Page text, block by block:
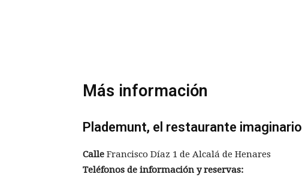
Más información
Plademunt, el restaurante imaginario
Calle Francisco Díaz 1 de Alcalá de Henares
Teléfonos de información y reservas: